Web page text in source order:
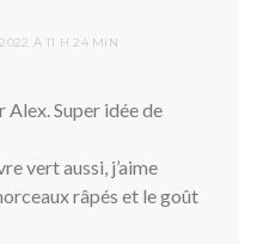
À 11 H 24 MIN
Super idée de
vert aussi, j’aime
râpés et le goût